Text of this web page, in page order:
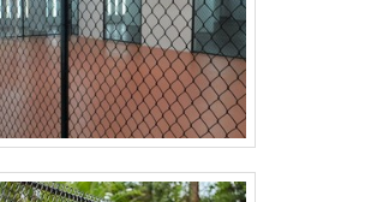
última geração. QUALIDADES E
DA EMPRESAApenas na Paraná
opções sempre estão à
se procura soluções para grade
de olho no mercado, traz
conhecida por ser uma